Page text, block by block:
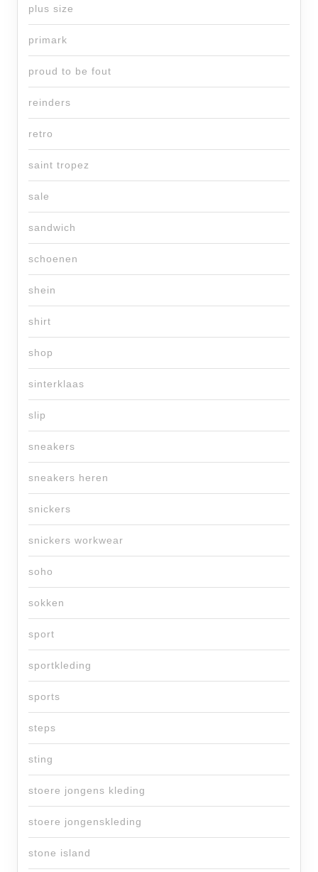
plus size
primark
proud to be fout
reinders
retro
saint tropez
sale
sandwich
schoenen
shein
shirt
shop
sinterklaas
slip
sneakers
sneakers heren
snickers
snickers workwear
soho
sokken
sport
sportkleding
sports
steps
sting
stoere jongens kleding
stoere jongenskleding
stone island